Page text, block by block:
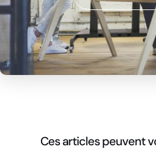
Ces articles peuvent